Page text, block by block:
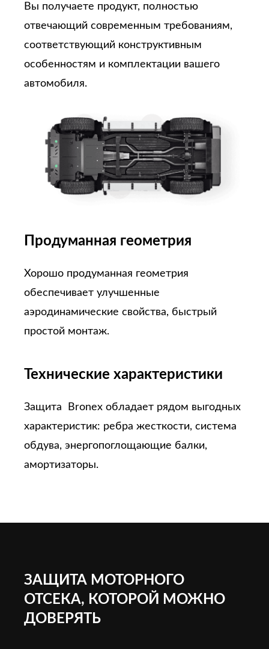
Вы получаете продукт, полностью
отвечающий современным требованиям,
соответствующий конструктивным
особенностям и комплектации вашего
автомобиля.
Продуманная геометрия
Хорошо продуманная геометрия
обеспечивает улучшенные
аэродинамические свойства, быстрый
простой монтаж.
Технические характеристики
Защита Bronex обладает рядом выгодных
характеристик: ребра жесткости, система
обдува, энергопоглощающие балки,
амортизаторы.
ЗАЩИТА МОТОРНОГО
ОТСЕКА, КОТОРОЙ МОЖНО
ДОВЕРЯТЬ